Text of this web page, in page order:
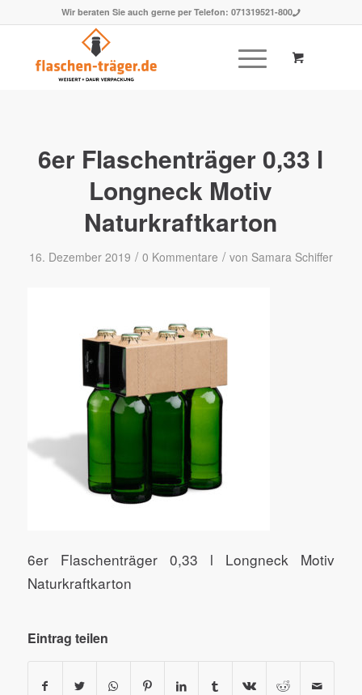
Wir beraten Sie auch gerne per Telefon: 071319521-800
6er Flaschenträger 0,33 l
Longneck Motiv
Naturkraftkarton
16. Dezember 2019 / 0 Kommentare / von Samara Schiffer
6er Flaschenträger 0,33 l Longneck Motiv
Naturkraftkarton
Eintrag teilen